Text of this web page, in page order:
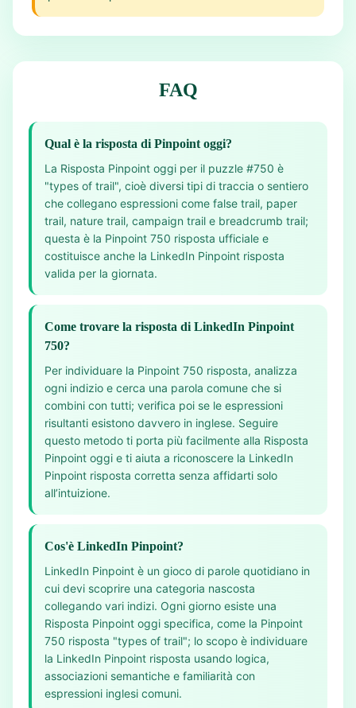
FAQ
Qual è la risposta di Pinpoint oggi?
La Risposta Pinpoint oggi per il puzzle #750 è
"types of trail", cioè diversi tipi di traccia o sentiero
che collegano espressioni come false trail, paper
trail, nature trail, campaign trail e breadcrumb trail;
questa è la Pinpoint 750 risposta ufficiale e
costituisce anche la LinkedIn Pinpoint risposta
valida per la giornata.
Come trovare la risposta di LinkedIn Pinpoint
750?
Per individuare la Pinpoint 750 risposta, analizza
ogni indizio e cerca una parola comune che si
combini con tutti; verifica poi se le espressioni
risultanti esistono davvero in inglese. Seguire
questo metodo ti porta più facilmente alla Risposta
Pinpoint oggi e ti aiuta a riconoscere la LinkedIn
Pinpoint risposta corretta senza affidarti solo
all’intuizione.
Cos'è LinkedIn Pinpoint?
LinkedIn Pinpoint è un gioco di parole quotidiano in
cui devi scoprire una categoria nascosta
collegando vari indizi. Ogni giorno esiste una
Risposta Pinpoint oggi specifica, come la Pinpoint
750 risposta "types of trail"; lo scopo è individuare
la LinkedIn Pinpoint risposta usando logica,
associazioni semantiche e familiarità con
espressioni inglesi comuni.